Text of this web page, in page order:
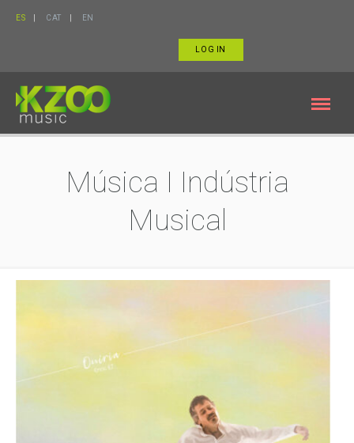
ES CAT EN
LOG IN
Música I Indústria
Musical